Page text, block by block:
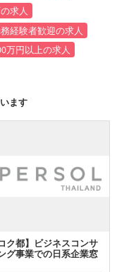
求人
経験者歓迎の求人
万円以上の求人
ます
ク都】ビジネスコンサ
グ事業での日系企業窓